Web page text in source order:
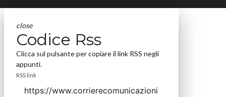
close
Codice Rss
Clicca sul pulsante per copiare il link RSS negli
appunti.
RSS link